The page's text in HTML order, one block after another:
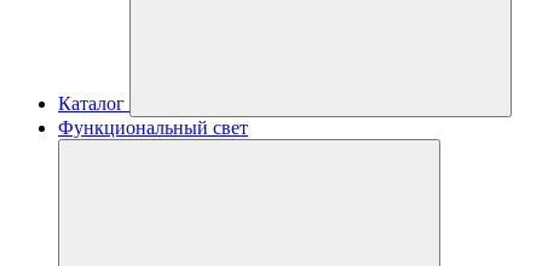
Каталог
Функциональный свет